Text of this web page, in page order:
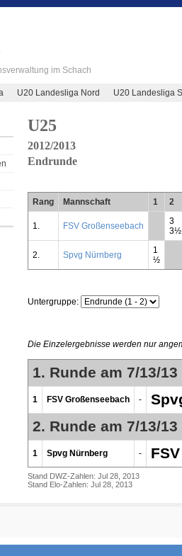
im Schach
U20 Landesliga Nord U20 Landesliga
U25
2012/2013
Endrunde
Rang Mannschaft 1 2
1. FSV Großenseebach
3
3½
2. Spvg Nürnberg
1
½
Untergruppe:
Die Einzelergebnisse werden nur
1. Runde am 7/13/13
1 FSV Großenseebach -
2. Runde am 7/13/13
1 Spvg Nürnberg -
Stand DWZ-Zahlen: Jul 28, 2013
Stand Elo-Zahlen: Jul 28, 2013